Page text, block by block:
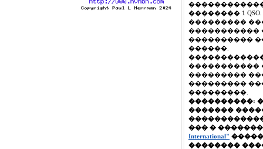
�������� 1 QSO.
���������
�����������
����������
������.
�����������
���������
���������
���������.
����������:
�������
��� �
International"
��������